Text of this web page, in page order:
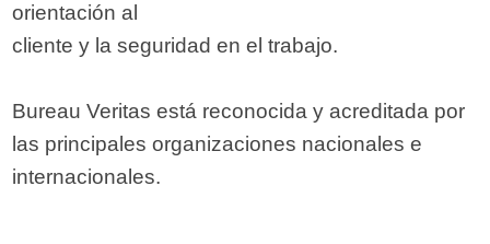
orientación al
cliente y la seguridad en el trabajo.
Bureau Veritas está reconocida y acreditada por
las principales organizaciones nacionales e
internacionales.